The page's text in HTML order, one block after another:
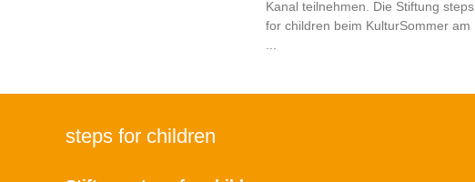
Kanal teilnehmen. Die Stiftung steps
for children beim KulturSommer am
steps for children